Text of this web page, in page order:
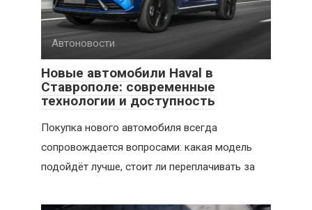
Автоновости
Новые автомобили Haval в
Ставрополе: современные
технологии и доступность
Покупка нового автомобиля всегда
сопровождается вопросами: какая модель
подойдёт лучше, стоит ли переплачивать за